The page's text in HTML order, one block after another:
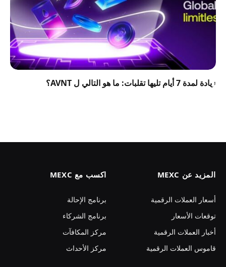
زيادة لمدة 7 أيام تليها تقلبات: ما هو التالي ل AVNT؟
المزيد عن MEXC
أسعار العملات الرقمية
توقعات الأسعار
أخبار العملات الرقمية
قاموس العملات الرقمية
اكسب مع MEXC
برنامج الإحالة
برنامج الشركاء
مركز المكافآت
مركز الأحداث